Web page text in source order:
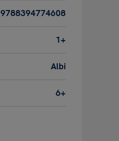
9788394774608
1+
Albi
6+